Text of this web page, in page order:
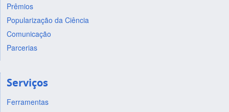
Prêmios
Popularização da Ciência
Comunicação
Parcerias
Serviços
Ferramentas